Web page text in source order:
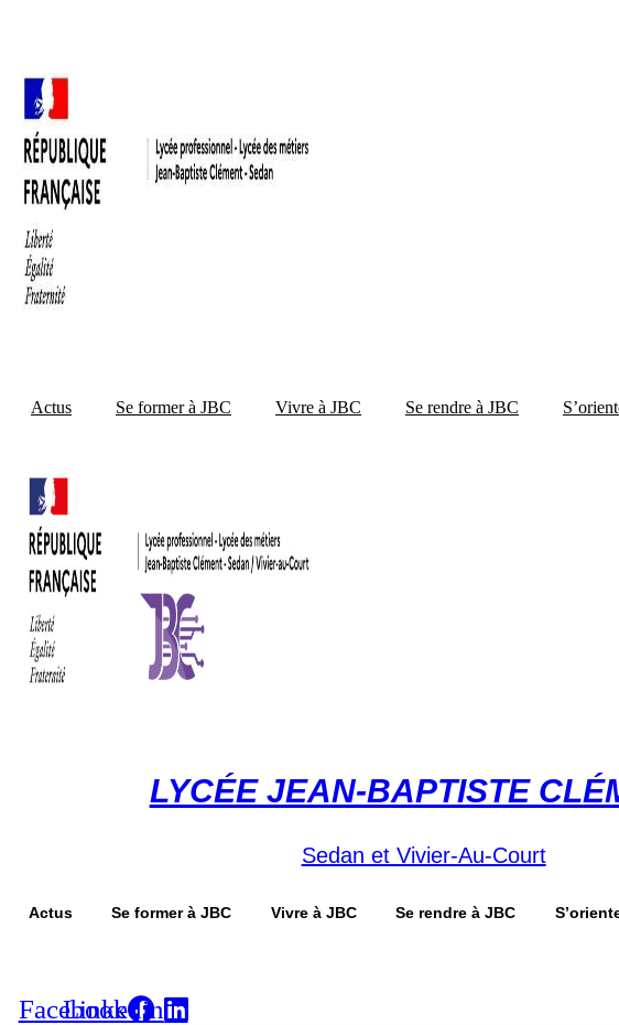
Actus Se former à JBC Vivre à JBC Se rendre à JBC
LYCÉE JEAN-BAPTISTE
Sedan et Vivier-Au-Court
Actus Se former à JBC Vivre à JBC Se rendre à JBC
Facebook
Linkedin